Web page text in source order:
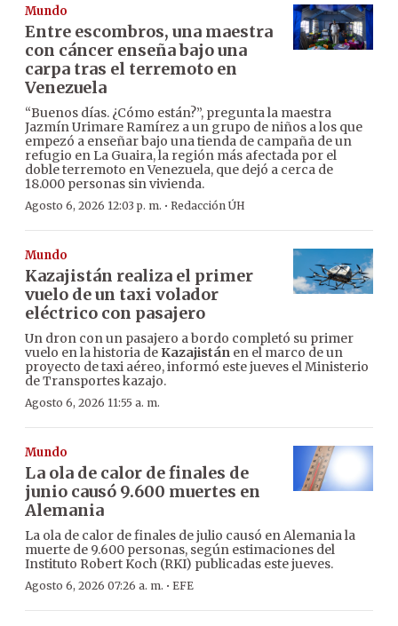
Mundo
Entre escombros, una maestra
con cáncer enseña bajo una
carpa tras el terremoto en
Venezuela
“Buenos días. ¿Cómo están?”, pregunta la maestra
Jazmín Urimare Ramírez a un grupo de niños a los que
empezó a enseñar bajo una tienda de campaña de un
refugio en La Guaira, la región más afectada por el
doble terremoto en Venezuela, que dejó a cerca de
18.000 personas sin vivienda.
Agosto 6, 2026 12:03 p. m. · Redacción ÚH
Mundo
Kazajistán realiza el primer
vuelo de un taxi volador
eléctrico con pasajero
Un dron con un pasajero a bordo completó su primer
vuelo en la historia de Kazajistán en el marco de un
proyecto de taxi aéreo, informó este jueves el Ministerio
de Transportes kazajo.
Agosto 6, 2026 11:55 a. m.
Mundo
La ola de calor de finales de
junio causó 9.600 muertes en
Alemania
La ola de calor de finales de julio causó en Alemania la
muerte de 9.600 personas, según estimaciones del
Instituto Robert Koch (RKI) publicadas este jueves.
Agosto 6, 2026 07:26 a. m. · EFE